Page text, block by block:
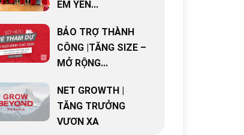
EM YÊN...
BẢO TRỢ THÀNH
CÔNG |TĂNG SIZE –
MỞ RỘNG...
NET GROWTH |
TĂNG TRƯỞNG
VƯƠN XA